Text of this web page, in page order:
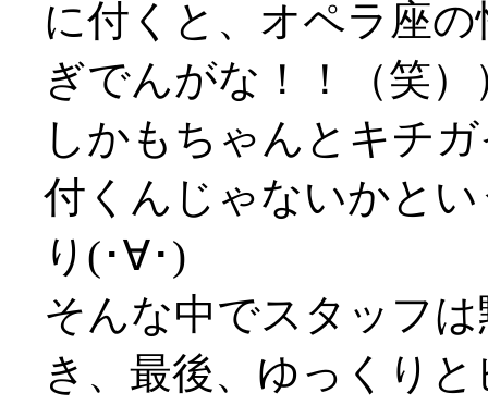
に付くと、オペラ座
ぎでんがな！！（笑）
しかもちゃんとキチ
付くんじゃないかと
り(･∀･)
そんな中でスタッフ
き、最後、ゆっくり